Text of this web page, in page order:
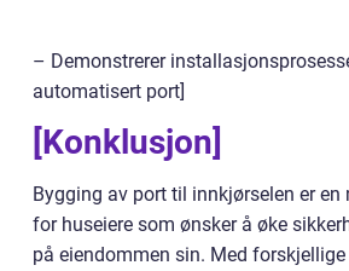
– Demonstrerer
automatisert port]
[Konklusjon]
Bygging av port til innkjørselen er en
for huseiere som ønsker å øke
på eiendommen sin. Med